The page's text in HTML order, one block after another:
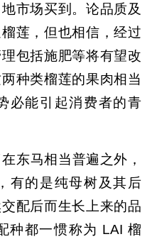
市场买到。论品质及
莲，但也相信，经过
包括施肥等将有望改
种类榴莲的果肉相当
必能引起消费者的青
东马相当普遍之外，
有的是纯母树及其后
配后而生长上来的品
种都一惯称为 LAI 榴